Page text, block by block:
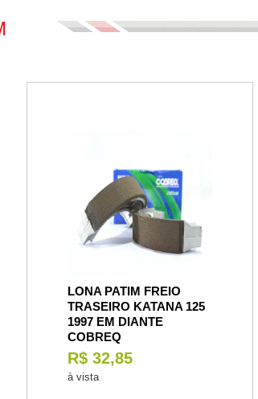
LONA PATIM FREIO
TRASEIRO KATANA 125
1997 EM DIANTE
COBREQ
R$ 32,85
à vista